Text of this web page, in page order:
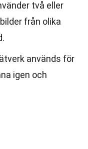
två eller
från olika
används för
igen och